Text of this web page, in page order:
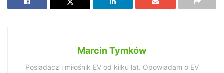
Marcin Tymków
Posiadacz i miłośnik EV od kilku lat. Opowiadam o EV